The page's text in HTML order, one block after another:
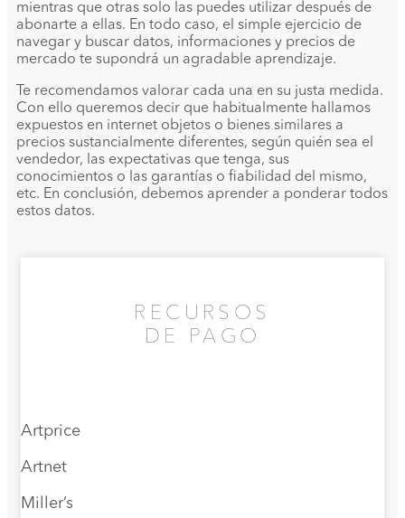
mientras que otras solo las puedes utilizar después de
abonarte a ellas. En todo caso, el simple ejercicio de
navegar y buscar datos, informaciones y precios de
mercado te supondrá un agradable aprendizaje.
Te recomendamos valorar cada una en su justa medida.
Con ello queremos decir que habitualmente hallamos
expuestos en internet objetos o bienes similares a
precios sustancialmente diferentes, según quién sea el
vendedor, las expectativas que tenga, sus
conocimientos o las garantías o fiabilidad del mismo,
etc. En conclusión, debemos aprender a ponderar todos
estos datos.
RECURSOS
DE PAGO
Artprice
Artnet
Miller’s